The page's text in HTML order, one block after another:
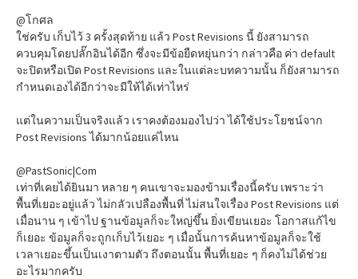
@โกศล
ใช่ครับ เก็บไว้ 3 ครั้งสุดท้าย แล้ว Post Revisions นี้ ยังสามารถ
ควบคุมโดยปลั๊กอินได้อีก ซึ่งจะมีข้อยืดหยุ่นกว่า กล่าวคือ ค่า default
จะปิดหรือเปิด Post Revisions และในแต่ละบทความนั้น ก็ยังสามารถ
กำหนดเองได้อีกว่าจะมีให้ได้เท่าไหร่
แต่ในความเป็นจริงแล้ว เราคงต้องมองไปว่า ได้ใช้ประโยชน์จาก
Post Revisions ได้มากน้อยแค่ไหน
@PastSonic|Com
เท่าที่เคยได้ยินมา หลาย ๆ คนเขาจะมองข้ามเรื่องนี้ครับ เพราะว่า
พื้นที่เยอะอยู่แล้ว ไม่กลัวเปลืองพื้นที่ ไม่สนใจเรื่อง Post Revisions แต่
เมื่อนาน ๆ เข้าไป ฐานข้อมูลก็จะใหญ่ขึ้น ยิ่งเขียนเยอะ โอกาสแก้ไข
ก็เยอะ ข้อมูลก็จะถูกเก็บไว้เยอะ ๆ เมื่อนั้นการค้นหาข้อมูลก็จะใช้
เวลาเยอะขึ้นเป็นเงาตามตัว ถึงตอนนั้น พื้นที่เยอะ ๆ ก็คงไม่ได้ช่วย
อะไรมากครับ